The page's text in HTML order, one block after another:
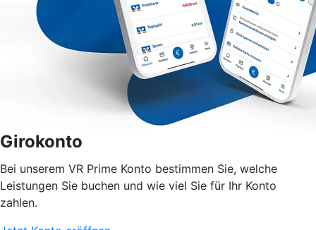
Girokonto
Bei unserem VR Prime Konto bestimmen Sie, welche
Leistungen Sie buchen und wie viel Sie für Ihr Konto
zahlen.